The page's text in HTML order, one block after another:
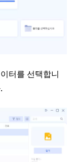
터를 선택합니